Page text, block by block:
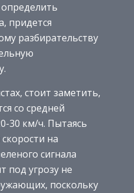
придется
разбирательству
стоит заметить,
со средней
30 км/ч. Пытаясь
на
сигнала
под угрозу не
поскольку